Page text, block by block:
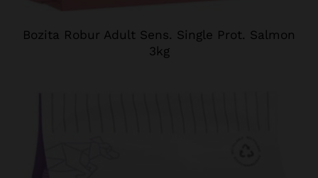
Bozita Robur Adult Sens. Single Prot. Salmon
3kg